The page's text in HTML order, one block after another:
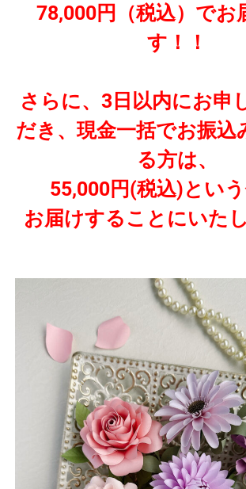
78,000円（税込）でお
す！！
さらに、3日以内にお申
だき、現金一括でお振込
る方は、
55,000円(税込)とい
お届けすることにいた